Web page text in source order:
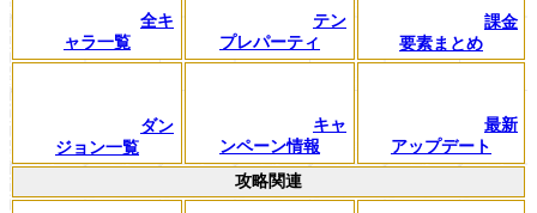
全キ
ャラ一覧
テン
プレパーティ
課金
要素まとめ
ダン
ジョン一覧
キャ
ンペーン情報
最新
アップデート
攻略関連